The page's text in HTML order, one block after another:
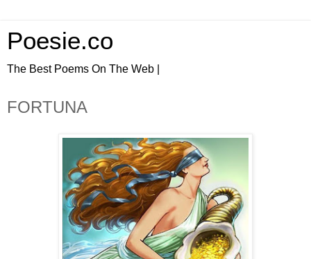
Poesie.co
The Best Poems On The Web |
FORTUNA